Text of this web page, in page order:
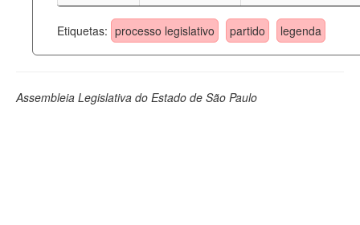
Etiquetas: processo legislativo partido legenda
Assembleia Legislativa do Estado de São Paulo